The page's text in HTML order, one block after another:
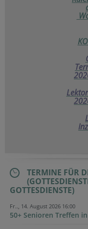
TERMINE FÜR
GOTTESDIENSTE)
Fr.., 14. August 2026 16:00
50+ Senioren Treffen